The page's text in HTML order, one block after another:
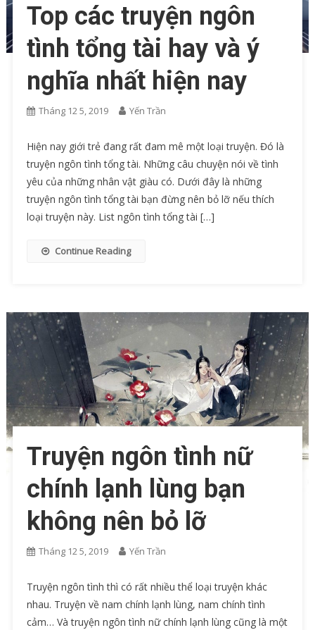
Top các truyện ngôn
tình tổng tài hay và ý
nghĩa nhất hiện nay
Tháng 12 5, 2019 Yến Trần
Hiện nay giới trẻ đang rất đam mê một loại truyện. Đó là
truyện ngôn tình tổng tài. Những câu chuyện nói về tình
yêu của những nhân vật giàu có. Dưới đây là những
truyện ngôn tình tổng tài bạn đừng nên bỏ lỡ nếu thích
loại truyện này. List ngôn tình tổng tài […]
Continue Reading
Truyện ngôn tình nữ
chính lạnh lùng bạn
không nên bỏ lỡ
Tháng 12 5, 2019 Yến Trần
Truyện ngôn tình thì có rất nhiều thể loại truyện khác
nhau. Truyện về nam chính lạnh lùng, nam chính tình
cảm… Và truyện ngôn tình nữ chính lạnh lùng cũng là một